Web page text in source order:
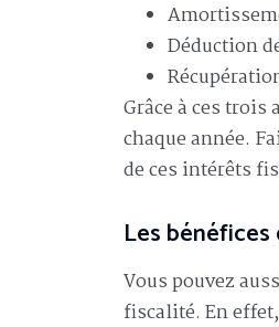
Déduction
Grâce à ces
chaque année.
de ces intérêts
Les
Vous pouvez
fiscalité. En